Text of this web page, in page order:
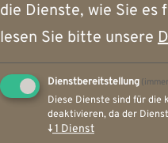
die Dienste, wie Sie
lesen Sie bitte unsere
Dienstbereitstellung
Diese Dienste sind für die
deaktivieren, da der
↓1 Dienst